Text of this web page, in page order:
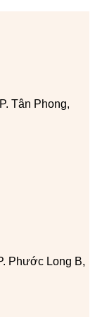
Tân Phong,
Phước Long B,